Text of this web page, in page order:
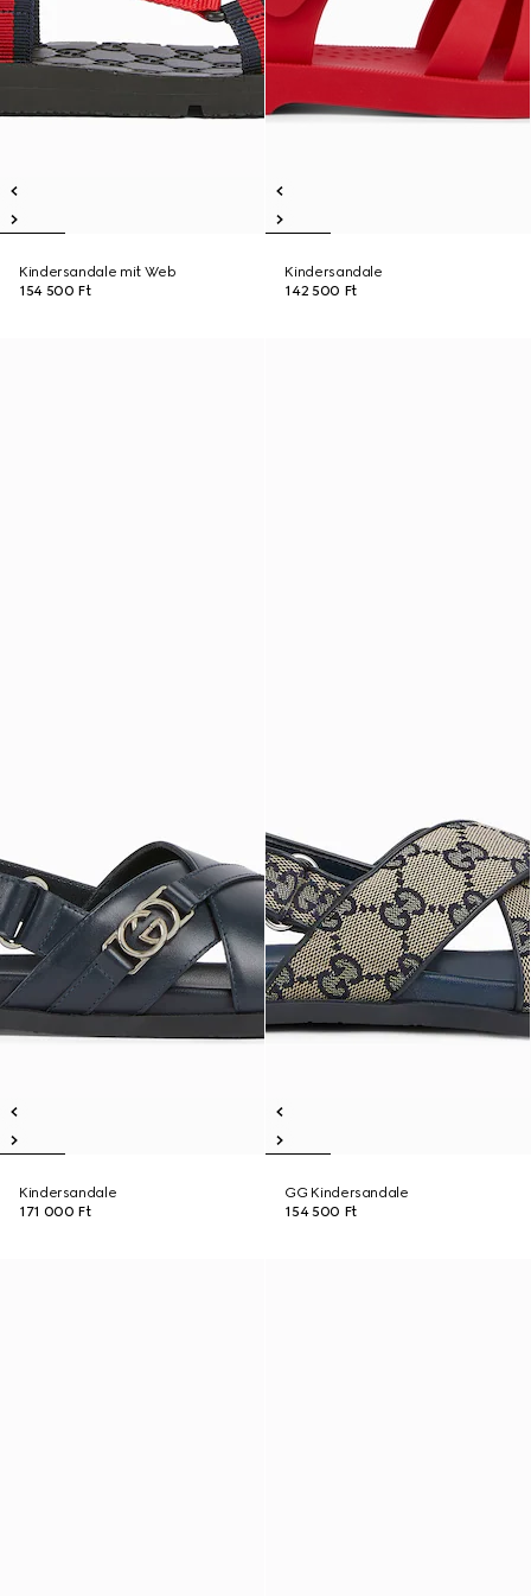
Kindersandale mit Web
154 500 Ft
Kindersandale
142 500 Ft
Kindersandale
171 000 Ft
GG Kindersandale
154 500 Ft